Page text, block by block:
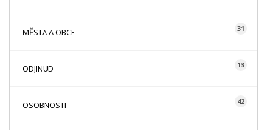
MĚSTA A OBCE 31
ODJINUD 13
OSOBNOSTI 42